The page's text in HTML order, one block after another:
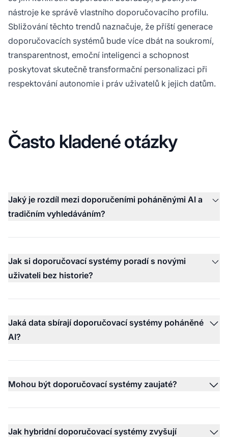
nástroje ke správě vlastního doporučovacího profilu.
Sbližování těchto trendů naznačuje, že příští generace
doporučovacích systémů bude více dbát na soukromí,
transparentnost, emoční inteligenci a schopnost
poskytovat skutečně transformační personalizaci při
respektování autonomie i práv uživatelů k jejich datům.
Často kladené otázky
Jaký je rozdíl mezi doporučeními poháněnými AI a
tradičním vyhledáváním?
Jak si doporučovací systémy poradí s novými
uživateli bez historie?
Jaká data sbírají doporučovací systémy poháněné
AI?
Mohou být doporučovací systémy zaujaté?
Jak hybridní doporučovací systémy zvyšují